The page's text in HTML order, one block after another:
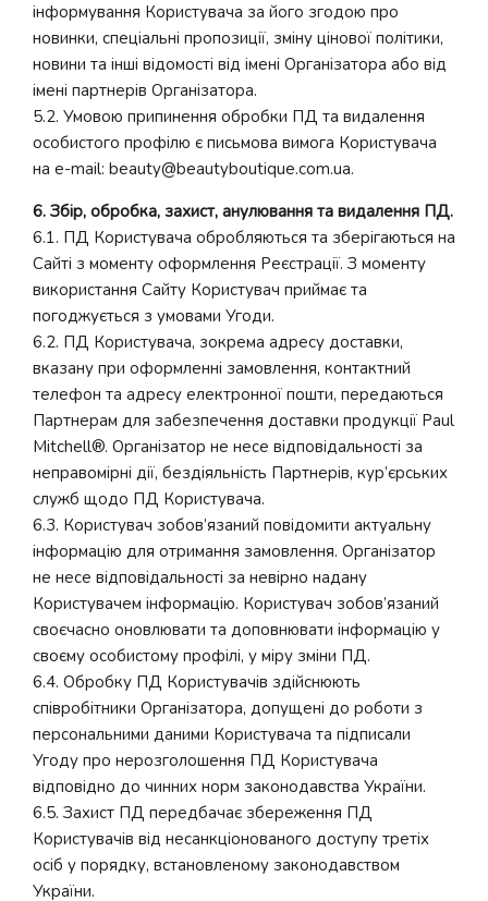
інформування Користувача за його згодою про
новинки, спеціальні пропозиції, зміну цінової політики,
новини та інші відомості від імені Організатора або від
імені партнерів Організатора.
5.2. Умовою припинення обробки ПД та видалення
особистого профілю є письмова вимога Користувача
на e-mail: beauty@beautyboutique.com.ua.
6. Збір, обробка, захист, анулювання та видалення ПД.
6.1. ПД Користувача обробляються та зберігаються на
Сайті з моменту оформлення Реєстрації. З моменту
використання Сайту Користувач приймає та
погоджується з умовами Угоди.
6.2. ПД Користувача, зокрема адресу доставки,
вказану при оформленні замовлення, контактний
телефон та адресу електронної пошти, передаються
Партнерам для забезпечення доставки продукції Paul
Mitchell®. Організатор не несе відповідальності за
неправомірні дії, бездіяльність Партнерів, кур’єрських
служб щодо ПД Користувача.
6.3. Користувач зобов’язаний повідомити актуальну
інформацію для отримання замовлення. Організатор
не несе відповідальності за невірно надану
Користувачем інформацію. Користувач зобов’язаний
своєчасно оновлювати та доповнювати інформацію у
своєму особистому профілі, у міру зміни ПД.
6.4. Обробку ПД Користувачів здійснюють
співробітники Організатора, допущені до роботи з
персональними даними Користувача та підписали
Угоду про нерозголошення ПД Користувача
відповідно до чинних норм законодавства України.
6.5. Захист ПД передбачає збереження ПД
Користувачів від несанкціонованого доступу третіх
осіб у порядку, встановленому законодавством
України.